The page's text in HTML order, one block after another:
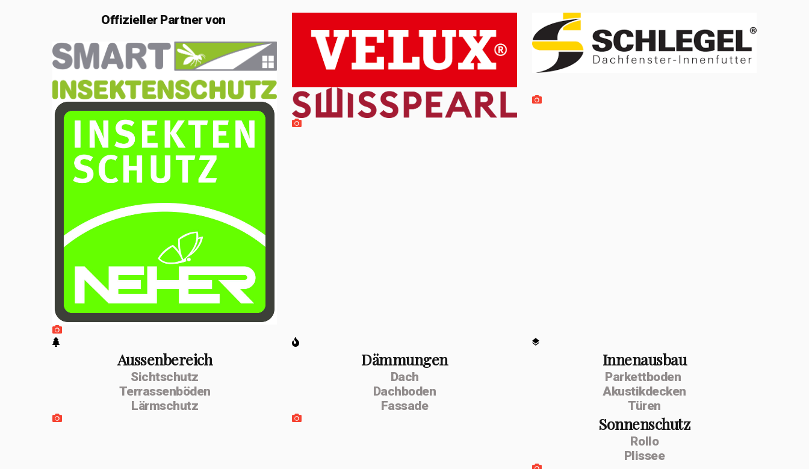
OffiziellerPartner von
Aussenbereich
Sichtschutz
Terrassenböden
Lärmschutz
Dämmungen
Dach
Dachboden
Fassade
Innenausbau
Parkettboden
Akustikdecken
Türen
Sonnenschutz
Rollo
Plissee
Im Februar 2020
gründete ich die
Einzelfirma
Februar 2026 die
Umwandlung zur
Handwerk GmbH.
Unterstützt
Monika Dettling-